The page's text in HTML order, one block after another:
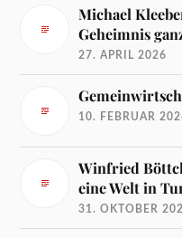
Michael
Geheimnis
27. APRIL 2026
10. FEBRUAR
Winfried
eine Welt in
31. OKTOBER